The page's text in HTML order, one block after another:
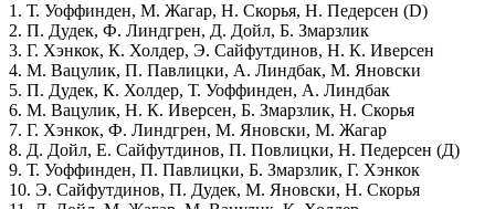
1. Т. Уоффинден, М. Жагар, Н. Скорья, Н. Педерсен (D)
2. П. Дудек, Ф. Линдгрен, Д. Дойл, Б. Змарзлик
3. Г. Хэнкок, К. Холдер, Э. Сайфутдинов, Н. К. Иверсен
4. М. Вацулик, П. Павлицки, А. Линдбак, М. Яновски
5. П. Дудек, К. Холдер, Т. Уоффинден, А. Линдбак
6. М. Вацулик, Н. К. Иверсен, Б. Змарзлик, Н. Скорья
7. Г. Хэнкок, Ф. Линдгрен, М. Яновски, М. Жагар
8. Д. Дойл, Е. Сайфутдинов, П. Повлицки, Н. Педерсен (Д)
9. Т. Уоффинден, П. Павлицки, Б. Змарзлик, Г. Хэнкок
10. Э. Сайфутдинов, П. Дудек, М. Яновски, Н. Скорья